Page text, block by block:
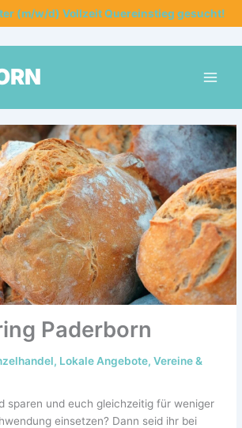
(m/w/d) Vollzeit Quereinstieg gesucht!
Paderborn
, Lokale Angebote,Vereine &
sparen und euch gleichzeitig für weniger
einsetzen? Dann seid ihr bei